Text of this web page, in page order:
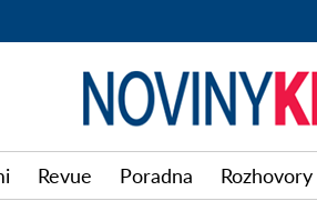
Noviny
kraje
Revue Poradna Rozhovory